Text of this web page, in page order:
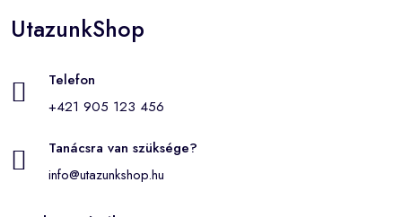
UtazunkShop
Telefon
+421 905 123 456
Tanácsra van szüksége?
info@utazunkshop.hu